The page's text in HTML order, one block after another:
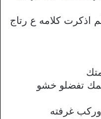
اذكرت كلامه ع رتاج
تفضلو خشو
غرفته